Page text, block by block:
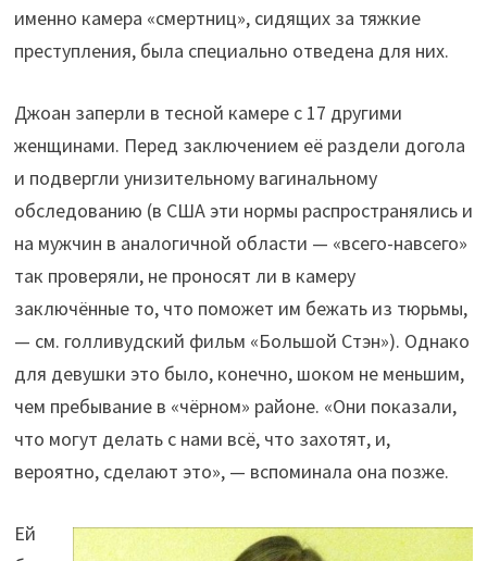
именно камера «смертниц», сидящих за тяжкие
преступления, была специально отведена для них.
Джоан заперли в тесной камере с 17 другими
женщинами. Перед заключением её раздели догола
и подвергли унизительному вагинальному
обследованию (в США эти нормы распространялись и
на мужчин в аналогичной области — «всего-навсего»
так проверяли, не проносят ли в камеру
заключённые то, что поможет им бежать из тюрьмы,
— см. голливудский фильм «Большой Стэн»). Однако
для девушки это было, конечно, шоком не меньшим,
чем пребывание в «чёрном» районе. «Они показали,
что могут делать с нами всё, что захотят, и,
вероятно, сделают это», — вспоминала она позже.
Ей